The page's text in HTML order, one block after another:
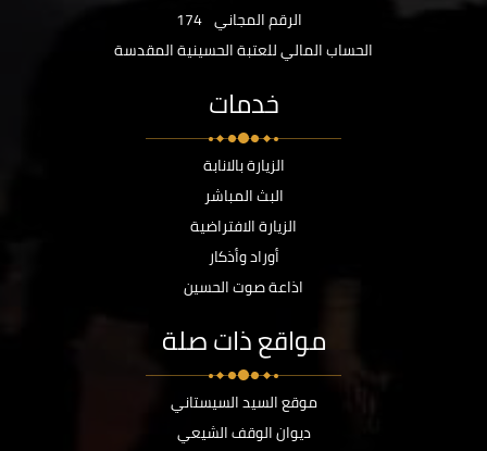
الرقم المجاني 174
الحساب المالي للعتبة الحسينية المقدسة
خدمات
الزيارة بالانابة
البث المباشر
الزيارة الافتراضية
أوراد وأذكار
اذاعة صوت الحسين
مواقع ذات صلة
موقع السيد السيستاني
ديوان الوقف الشيعي